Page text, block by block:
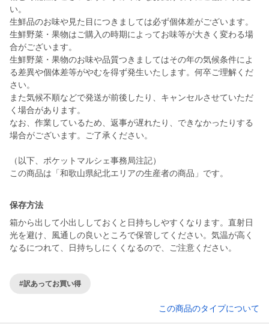
い。
生鮮品のお味や見た目につきましては必ず個体差がございます。
生鮮野菜・果物はご購入の時期によってお味等が大きく変わる場
合がございます。
生鮮野菜・果物のお味や品質つきましてはその年の気候条件によ
る差異や個体差等がやむを得ず発生いたします。何卒ご理解くだ
さい。
また気候不順などで発送が前後したり、キャンセルさせていただ
く場合があります。
なお、作業しているため、返事が遅れたり、できなかったりする
場合がございます。ご了承ください。
（以下、ポケットマルシェ事務局注記）
この商品は「和歌山県紀北エリアの生産者の商品」です。
保存方法
箱から出して小出ししておくと日持ちしやすくなります。直射日
光を避け、風通しの良いところで保管してください。気温が高く
なるにつれて、日持ちしにくくなるので、ご注意ください。
#訳あってお買い得
この商品のタイプについて